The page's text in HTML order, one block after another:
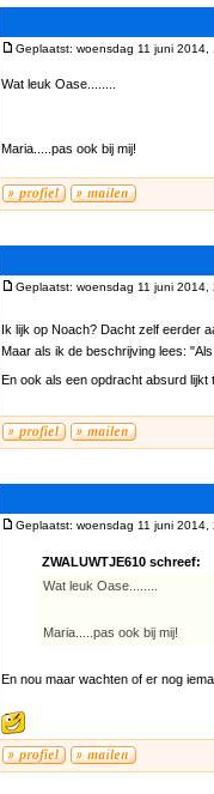
Geplaatst: woensdag 11 juni 2014,
Wat leuk Oase........
Maria.....pas ook bij mij!
Geplaatst: woensdag 11 juni 2014,
Ik lijk op Noach? Dacht zelf eerder
Maar als ik de beschrijving lees:
En ook als een opdracht absurd lijkt
Geplaatst: woensdag 11 juni 2014,
ZWALUWTJE610 schreef:
Wat leuk Oase........
Maria.....pas ook bij mij!
En nou maar wachten of er nog